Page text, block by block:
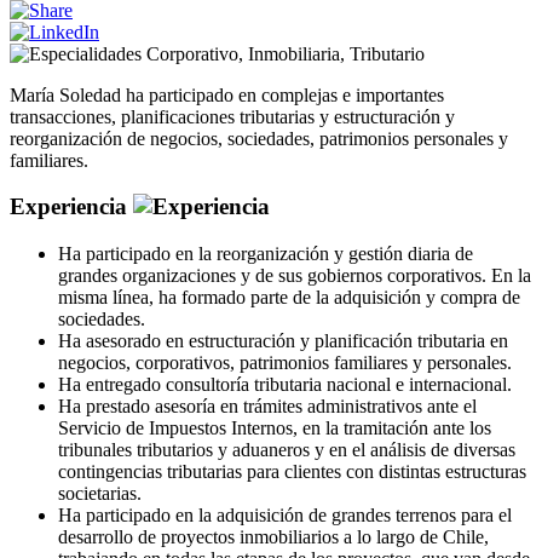
Corporativo, Inmobiliaria, Tributario
María Soledad ha participado en complejas e importantes
transacciones, planificaciones tributarias y estructuración y
reorganización de negocios, sociedades, patrimonios personales y
familiares.
Experiencia
Ha participado en la reorganización y gestión diaria de
grandes organizaciones y de sus gobiernos corporativos. En la
misma línea, ha formado parte de la adquisición y compra de
sociedades.
Ha asesorado en estructuración y planificación tributaria en
negocios, corporativos, patrimonios familiares y personales.
Ha entregado consultoría tributaria nacional e internacional.
Ha prestado asesoría en trámites administrativos ante el
Servicio de Impuestos Internos, en la tramitación ante los
tribunales tributarios y aduaneros y en el análisis de diversas
contingencias tributarias para clientes con distintas estructuras
societarias.
Ha participado en la adquisición de grandes terrenos para el
desarrollo de proyectos inmobiliarios a lo largo de Chile,